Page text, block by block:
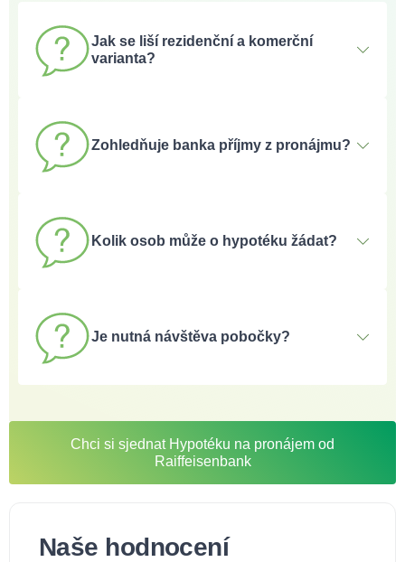
Jak se liší rezidenční a komerční
varianta?
milionů Kč) s delší splatností (30 let) oproti komerční
variantě (12 milionů Kč a splatnost 20 let).
Zohledňuje banka příjmy z pronájmu?
hodnocení bonity.
Kolik osob může o hypotéku žádat?
varianty je omezení na dvě domácnosti, u komerční
varianty toto omezení neplatí.
Je nutná návštěva pobočky?
Chci si sjednat Hypotéku na pronájem od
Raiffeisenbank
Naše hodnocení